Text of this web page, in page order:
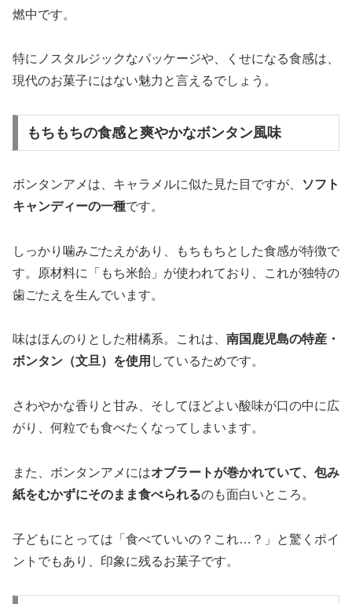
燃中です。
特にノスタルジックなパッケージや、くせになる食感は、
現代のお菓子にはない魅力と言えるでしょう。
もちもちの食感と爽やかなボンタン風味
ボンタンアメは、キャラメルに似た見た目ですが、
ソフト
キャンディーの一種です。
しっかり噛みごたえがあり、もちもちとした食感が特徴で
す。原材料に「もち米飴」が使われており、これが独特の
歯ごたえを生んでいます。
味はほんのりとした柑橘系。これは、 南国鹿児島の特産・
ボンタン（文旦）を使用 しているためです。
さわやかな香りと甘み、そしてほどよい酸味が口の中に広
がり、何粒でも食べたくなってしまいます。
また、ボンタンアメにはオブラートが巻かれていて、包み
紙をむかずにそのまま食べられるのも面白いところ。
子どもにとっては「食べていいの？これ…？」と驚くポイ
ントでもあり、印象に残るお菓子です。